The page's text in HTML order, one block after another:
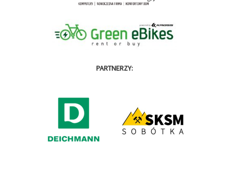
PARTNERZY: